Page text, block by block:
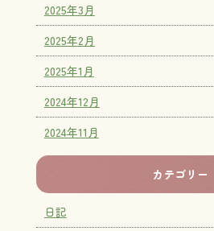
2025年3月
2025年2月
2025年1月
2024年12月
2024年11月
カテゴリー
日記